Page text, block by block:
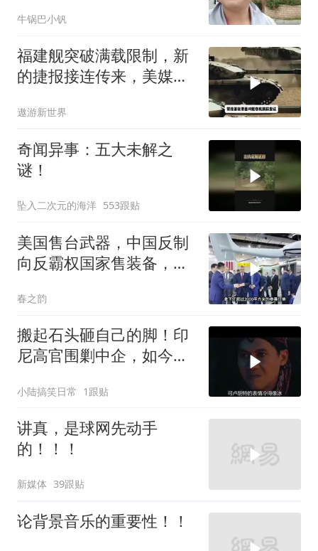
牛锅巴小钒
福建舰突破满载限制，新
的捷报接连传来，美媒已
遨游新世界
奇闻异事：五大未解之
谜！
坠入二次元的海洋 553跟贴
美国售台武器，中国反制
向反霸权国家售装备，实
春之韵
搬起石头砸自己的脚！印
尼高官围剿中企，如今烂
小陆搞笑日常 1跟贴
讲真，是球网先动手
的！！！
新媒体 39跟贴
论背景音乐的重要性！！